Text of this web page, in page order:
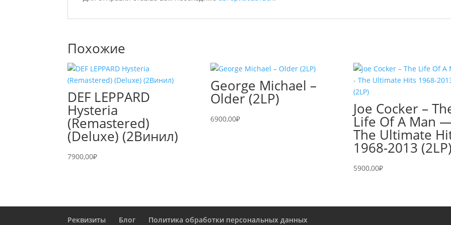
Похожие
DEF LEPPARD
Hysteria
(Remastered)
(Deluxe) (2Винил)
7900,00₽
George Michael –
Older (2LP)
6900,00₽
Joe Cocker –
Life Of A Man
The Ultimate
1968-2013 (2LP)
5900,00₽
Реквизиты Блог Политика обработки персональных данных